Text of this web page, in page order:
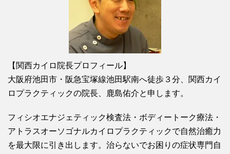
【関西カイロ院長プロフィール】
大阪府池田市・阪急宝塚線池田駅南へ徒歩３分、関西カイ
ロプラクティックの院長、鹿島佑介と申します。
フィシオエナジェティック検査法・ボディートーク療法・
アトラスオーソゴナルカイロプラクティックで自然治癒力
を最大限に引き出します。治らないでお困りの症状専門自